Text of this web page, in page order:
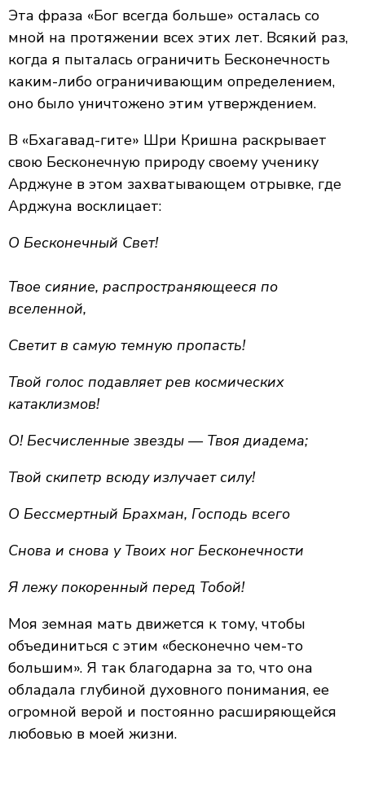
Эта фраза «Бог всегда больше» осталась со
мной на протяжении всех этих лет. Всякий раз,
когда я пыталась ограничить Бесконечность
каким-либо ограничивающим определением,
оно было уничтожено этим утверждением.
В «Бхагавад-гите» Шри Кришна раскрывает
свою Бесконечную природу своему ученику
Арджуне в этом захватывающем отрывке, где
Арджуна восклицает:
О Бесконечный Свет!
Твое сияние, распространяющееся по
вселенной,
Светит в самую темную пропасть!
Твой голос подавляет рев космических
катаклизмов!
О! Бесчисленные звезды — Твоя диадема;
Твой скипетр всюду излучает силу!
О Бессмертный Брахман, Господь всего
Снова и снова у Твоих ног Бесконечности
Я лежу покоренный перед Тобой!
Моя земная мать движется к тому, чтобы
объединиться с этим «бесконечно чем-то
большим». Я так благодарна за то, что она
обладала глубиной духовного понимания, ее
огромной верой и постоянно расширяющейся
любовью в моей жизни.